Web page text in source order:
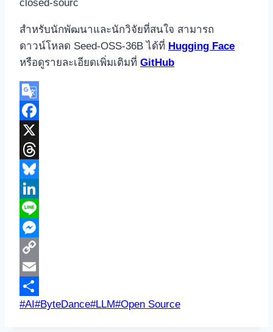
closed-sourc
สำหรับนักพัฒนาและนักวิจัยที่สนใจ สามารถ
ดาวน์โหลด Seed-OSS-36B ได้ที่ Hugging Face
หรือดูรายละเอียดเพิ่มเติมที่ GitHub
Google
Translate
Facebook
X
Threads
Bluesky
LinkedIn
Line
Messenger
Copy
Link
Email
Share
Post
#AI#ByteDance#LLM#Open Source